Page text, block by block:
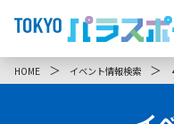
HOME ＞ イベント情報検索 ＞